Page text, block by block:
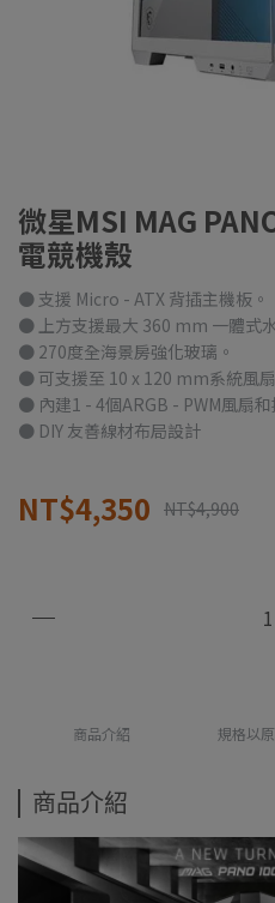
微星MSI MAG
電競機殼
● 支援 Micro - ATX 背插主機板。
● 上方支援最大 360 mm 一體式
● 270度全海景房強化玻璃。
● 可支援至 10 x 120 mm系統風扇
● 內建1 - 4個ARGB - PWM風扇
● DIY 友善線材布局設計
NT$4,350 NT$4,900
商品介紹 規格以
商品介紹